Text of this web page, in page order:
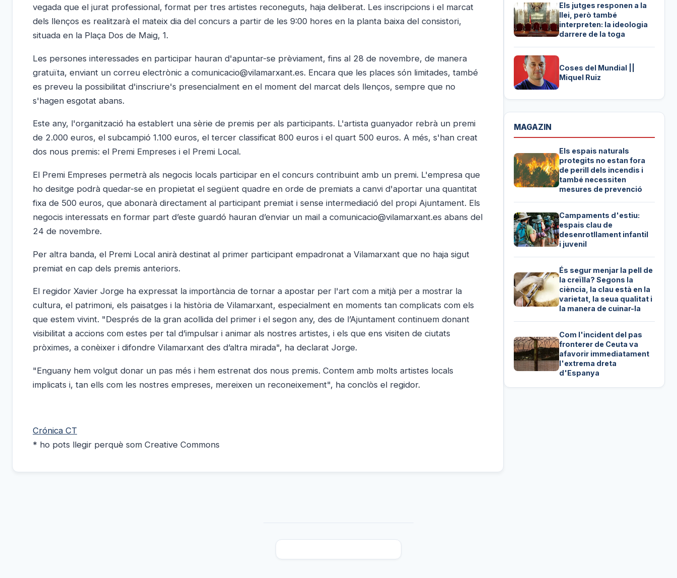
vegada que el jurat professional, format per tres artistes reconeguts, haja deliberat. Les inscripcions i el marcat
dels llenços es realitzarà el mateix dia del concurs a partir de les 9:00 hores en la planta baixa del consistori,
situada en la Plaça Dos de Maig, 1.
Les persones interessades en participar hauran d'apuntar-se prèviament, fins al 28 de novembre, de manera
gratuïta, enviant un correu electrònic a comunicacio@vilamarxant.es. Encara que les places són limitades, també
es preveu la possibilitat d'inscriure's presencialment en el moment del marcat dels llenços, sempre que no
s'hagen esgotat abans.
Este any, l'organització ha establert una sèrie de premis per als participants. L'artista guanyador rebrà un premi
de 2.000 euros, el subcampió 1.100 euros, el tercer classificat 800 euros i el quart 500 euros. A més, s'han creat
dos nous premis: el Premi Empreses i el Premi Local.
El Premi Empreses permetrà als negocis locals participar en el concurs contribuint amb un premi. L'empresa que
ho desitge podrà quedar-se en propietat el següent quadre en orde de premiats a canvi d'aportar una quantitat
fixa de 500 euros, que abonarà directament al participant premiat i sense intermediació del propi Ajuntament. Els
negocis interessats en formar part d’este guardó hauran d’enviar un mail a comunicacio@vilamarxant.es abans del
24 de novembre.
Per altra banda, el Premi Local anirà destinat al primer participant empadronat a Vilamarxant que no haja sigut
premiat en cap dels premis anteriors.
El regidor Xavier Jorge ha expressat la importància de tornar a apostar per l'art com a mitjà per a mostrar la
cultura, el patrimoni, els paisatges i la història de Vilamarxant, especialment en moments tan complicats com els
que estem vivint. "Després de la gran acollida del primer i el segon any, des de l’Ajuntament continuem donant
visibilitat a accions com estes per tal d’impulsar i animar als nostres artistes, i els que ens visiten de ciutats
pròximes, a conèixer i difondre Vilamarxant des d’altra mirada", ha declarat Jorge.
"Enguany hem volgut donar un pas més i hem estrenat dos nous premis. Contem amb molts artistes locals
implicats i, tan ells com les nostres empreses, mereixen un reconeixement", ha conclòs el regidor.
Crónica CT
* ho pots llegir perquè som Creative Commons
Els jutges responen a la
llei, però també
interpreten: la ideologia
darrere de la toga
Coses del Mundial ||
Miquel Ruiz
MAGAZIN
Els espais naturals
protegits no estan fora
de perill dels incendis i
també necessiten
mesures de prevenció
Campaments d'estiu:
espais clau de
desenrotllament infantil
i juvenil
És segur menjar la pell de
la creïlla? Segons la
ciència, la clau està en la
varietat, la seua qualitat i
la manera de cuinar-la
Com l'incident del pas
fronterer de Ceuta va
afavorir immediatament
l'extrema dreta
d'Espanya